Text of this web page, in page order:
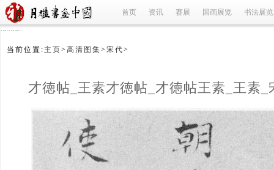
首页 资讯 赛展 国画展览 书法展览
refused
当前位置: 主页> 高清图集> 宋代>
才徳帖_王素才徳帖_才徳帖王素_王素_
(1/2)